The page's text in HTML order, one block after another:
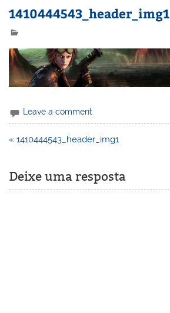
1410444543_header_img1
Leave a comment
Navegação
« 1410444543_header_img1
Deixe uma resposta